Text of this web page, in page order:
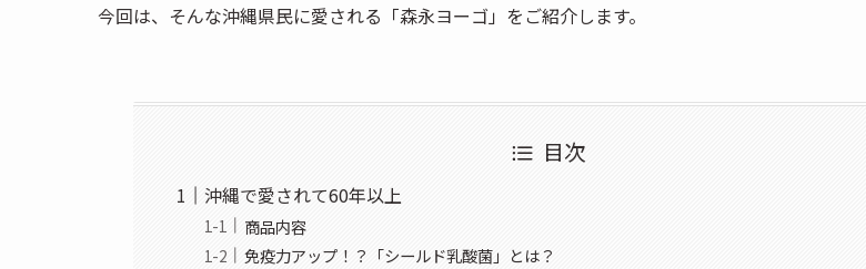
今回は、そんな沖縄県民に愛される「森永ヨーゴ」をご紹介します。
目次
沖縄で愛されて60年以上
商品内容
免疫力アップ！？「シールド乳酸菌」とは？